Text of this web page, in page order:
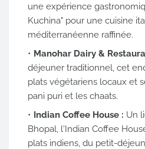
une expérience
Kuchina" pour une cuisine
méditerranéenne raffinée.
Manohar Dairy &
déjeuner traditionnel, cet
plats végétariens locaux et
pani puri et les chaats.
Indian Coffee House : Un
Bhopal, l'Indian Coffee
plats indiens, du petit-